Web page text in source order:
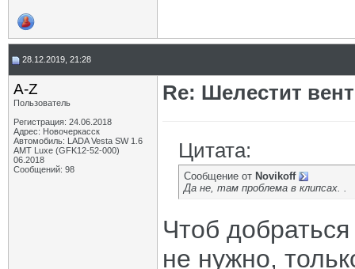
28.12.2019, 21:28
A-Z
Пользователь
Регистрация: 24.06.2018
Адрес: Новочеркасск
Автомобиль: LADA Vesta SW 1.6
AMT Luxe (GFK12-52-000)
06.2018
Сообщений: 98
Re: Шелестит
Цитата:
Сообщение от Novikoff
Да не, там проблема в клипсах. .
Чтоб
не нужно,